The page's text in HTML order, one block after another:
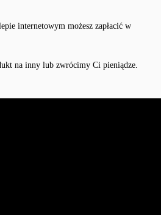
internetowym możesz zapłacić w
na inny lub zwrócimy Ci pieniądze.